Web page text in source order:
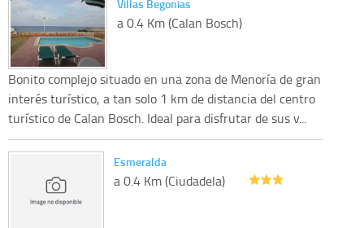
Villas Begonias
a 0.4 Km (Calan Bosch)
Bonito complejo situado en una zona de Menoría de gran
interés turístico, a tan solo 1 km de distancia del centro
turístico de Calan Bosch. Ideal para disfrutar de sus v...
Esmeralda
a 0.4 Km (Ciudadela)